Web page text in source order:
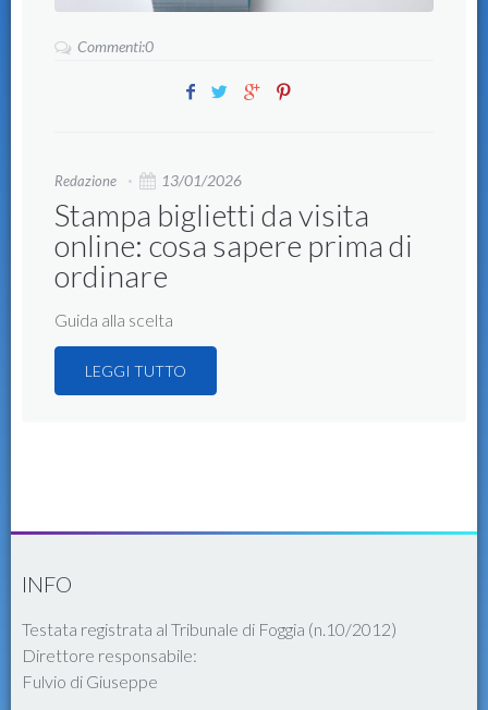
Commenti:0
Redazione 13/01/2026
Stampa biglietti da visita
online: cosa sapere prima di
ordinare
Guida alla scelta
LEGGI TUTTO
INFO
Testata registrata al Tribunale di Foggia (n.10/2012)
Direttore responsabile:
Fulvio di Giuseppe